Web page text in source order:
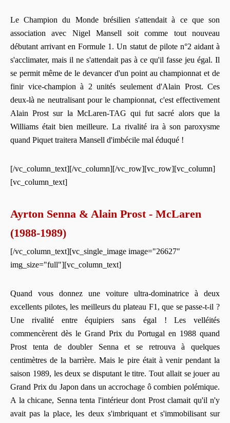
Le Champion du Monde brésilien s'attendait à ce que son
association avec Nigel Mansell soit comme tout nouveau
débutant arrivant en Formule 1. Un statut de pilote n°2 aidant à
s'acclimater, mais il ne s'attendait pas à ce qu'il fasse jeu égal. Il
se permit même de le devancer d'un point au championnat et de
finir vice-champion à 2 unités seulement d'Alain Prost. Ces
deux-là ne neutralisant pour le championnat, c'est effectivement
Alain Prost sur la McLaren-TAG qui fut sacré alors que la
Williams était bien meilleure. La rivalité ira à son paroxysme
quand Piquet traitera Mansell d'imbécile mal éduqué !
[/vc_column_text][/vc_column][/vc_row][vc_row][vc_column]
[vc_column_text]
Ayrton Senna & Alain Prost - McLaren
(1988-1989)
[/vc_column_text][vc_single_image image="26627"
img_size="full"][vc_column_text]
Quand vous donnez une voiture ultra-dominatrice à deux
excellents pilotes, les meilleurs du plateau F1, que se passe-t-il ?
Une rivalité entre équipiers sans égal ! Les velléités
commencèrent dès le Grand Prix du Portugal en 1988 quand
Prost tenta de doubler Senna et se retrouva à quelques
centimètres de la barrière. Mais le pire était à venir pendant la
saison 1989, les deux se disputant le titre. Tout allait se jouer au
Grand Prix du Japon dans un accrochage ô combien polémique.
A la chicane, Senna tenta l'intérieur dont Prost clamait qu'il n'y
avait pas la place, les deux s'imbriquant et s'immobilisant sur